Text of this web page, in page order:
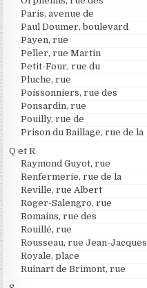
Paris, avenue de
Paul Doumer, boulevard
Payen, rue
Peller, rue Martin
Petit-Four, rue du
Pluche, rue
Poissonniers, rue des
Ponsardin, rue
Pouilly, rue de
Prison du Baillage, rue de la
Q et R
Raymond Guyot, rue
Renfermerie, rue de la
Reville, rue Albert
Roger-Salengro, rue
Romains, rue des
Rouillé, rue
Rousseau, rue Jean-Jacques
Royale, place
Ruinart de Brimont, rue